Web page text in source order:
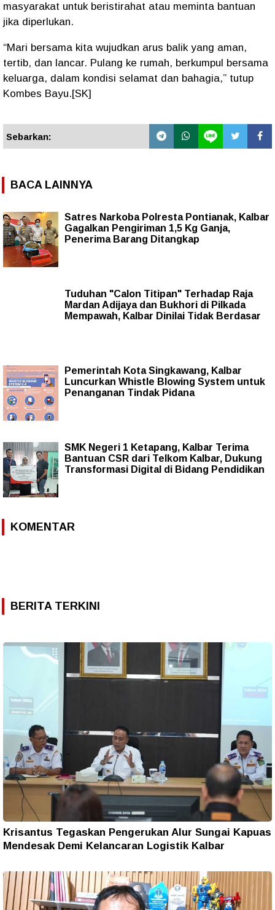
masyarakat untuk beristirahat atau meminta bantuan
jika diperlukan.
“Mari bersama kita wujudkan arus balik yang aman,
tertib, dan lancar. Pulang ke rumah, berkumpul bersama
keluarga, dalam kondisi selamat dan bahagia,” tutup
Kombes Bayu.[SK]
Sebarkan:
BACA LAINNYA
Satres Narkoba Polresta Pontianak, Kalbar
Gagalkan Pengiriman 1,5 Kg Ganja,
Penerima Barang Ditangkap
Tuduhan "Calon Titipan" Terhadap Raja
Mardan Adijaya dan Bukhori di Pilkada
Mempawah, Kalbar Dinilai Tidak Berdasar
Pemerintah Kota Singkawang, Kalbar
Luncurkan Whistle Blowing System untuk
Penanganan Tindak Pidana
SMK Negeri 1 Ketapang, Kalbar Terima
Bantuan CSR dari Telkom Kalbar, Dukung
Transformasi Digital di Bidang Pendidikan
KOMENTAR
BERITA TERKINI
Krisantus Tegaskan Pengerukan Alur Sungai Kapuas
Mendesak Demi Kelancaran Logistik Kalbar